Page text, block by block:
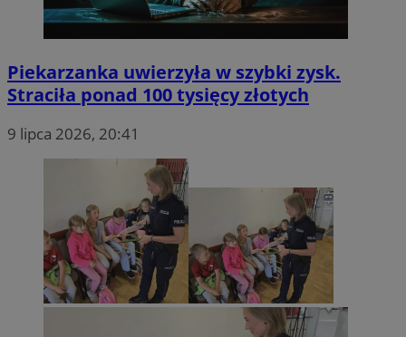
Piekarzanka uwierzyła w szybki zysk.
Straciła ponad 100 tysięcy złotych
9 lipca 2026, 20:41